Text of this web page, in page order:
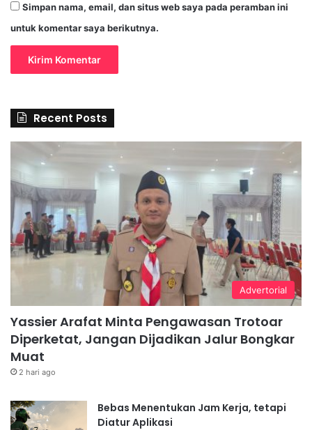
Simpan nama, email, dan situs web saya pada peramban ini
untuk komentar saya berikutnya.
Recent Posts
Advertorial
Yassier Arafat Minta Pengawasan Trotoar
Diperketat, Jangan Dijadikan Jalur Bongkar
Muat
2 hari ago
Bebas Menentukan Jam Kerja, tetapi
Diatur Aplikasi